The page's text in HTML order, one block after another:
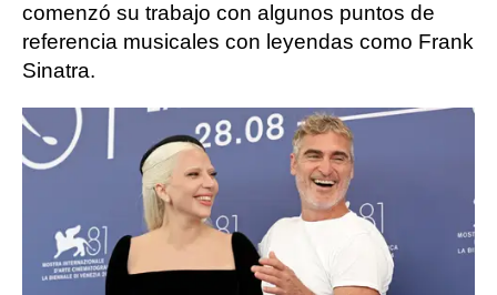
comenzó su trabajo con algunos puntos de
referencia musicales con leyendas como Frank
Sinatra.